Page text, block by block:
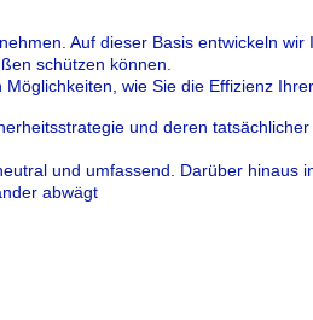
Auf dieser Basis entwickeln wir
schützen können.
wie Sie die Effizienz
und deren tatsächlicher
und umfassend. Darüber
abwägt